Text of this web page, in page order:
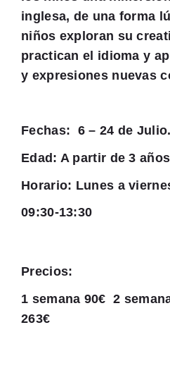
inglesa, de una forma
niños exploran su
practican el idioma y
y expresiones nuevas
Fechas: 6 – 24 de Julio.
Edad: A partir de 3
Horario: Lunes a
09:30-13:30
Precios:
1 semana 90€ 2
263€